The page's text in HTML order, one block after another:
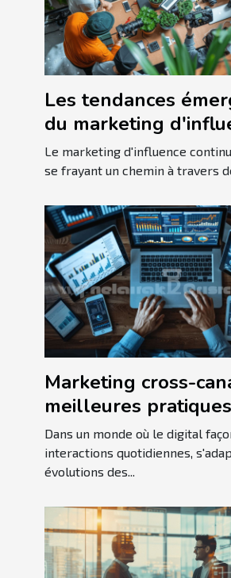
Les tendances
du marketing
pour les niches
Le marketing d'influence
se frayant un chemin à travers
Marketing cross-
meilleures
une audience
multiplateforme
Dans un monde où le digital
interactions quotidiennes,
évolutions des...